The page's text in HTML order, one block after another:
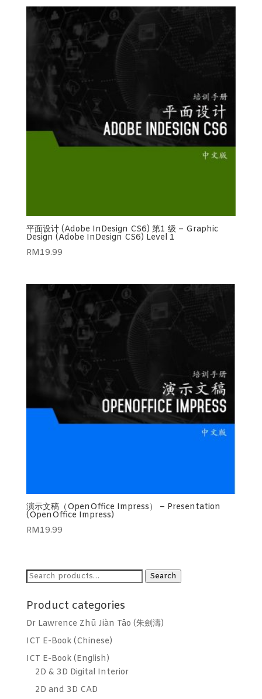
平面设计 (Adobe InDesign CS6) 第1 级 – Graphic
Design (Adobe InDesign CS6) Level 1
RM19.99
演示文稿（OpenOffice Impress） – Presentation
(OpenOffice Impress)
RM19.99
Search
Search
Product categories
Dr Lawrence Zhū Jiàn Tāo (朱劍濤)
ICT E-Book (Chinese)
ICT E-Book (English)
2D & 3D Digital Interior
2D and 3D CAD